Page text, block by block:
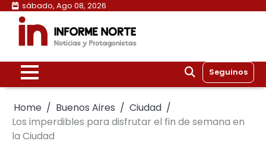
Skip
content
sábado, Ago 08, 2026
Seguinos
Home Buenos Aires
Ciudad
Los imperdibles para disfrutar el fin de semana en
la Ciudad